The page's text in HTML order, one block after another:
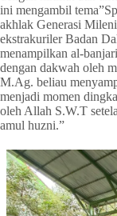
ini mengambil
akhlak Generasi
ekstrakuriler Badan
menampilkan al-
dengan dakwah oleh
M.Ag. beliau
menjadi momen
oleh Allah S.W.T
amul huzni.”